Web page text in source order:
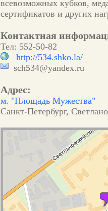
всевозможных кубков,
сертификатов и других
Контактная
Тел: 552-50-82
http://534.shko.la/
sch534@yandex.ru
Адрес:
м. "Площадь Мужества"
Санкт-Петербург,